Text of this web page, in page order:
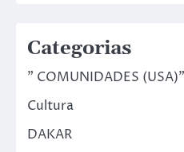
Categorias
" COMUNIDADES (USA)"
Cultura
DAKAR